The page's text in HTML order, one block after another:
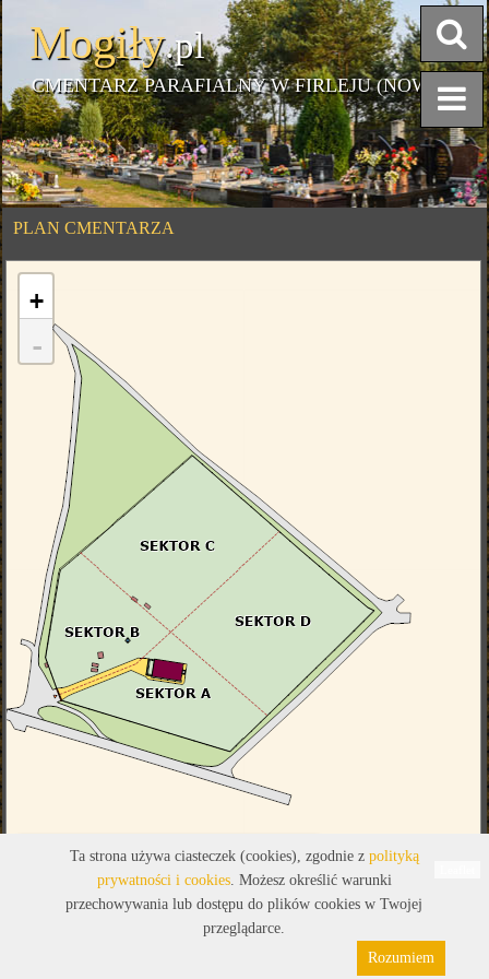
Mogiły.pl
CMENTARZ PARAFIALNY W FIRLEJU (NOWY)
PLAN CMENTARZA
Legenda
+
-
Pliki cookies
Ta strona używa ciasteczek (cookies), zgodnie z polityką
prywatności i cookies. Możesz określić warunki
przechowywania lub dostępu do plików cookies w Twojej
przeglądarce.
Rozumiem